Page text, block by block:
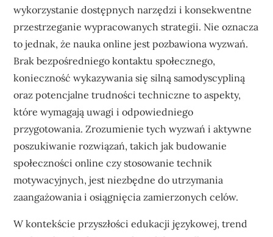
wykorzystanie dostępnych narzędzi i konsekwentne
przestrzeganie wypracowanych strategii. Nie oznacza
to jednak, że nauka online jest pozbawiona wyzwań.
Brak bezpośredniego kontaktu społecznego,
konieczność wykazywania się silną samodyscypliną
oraz potencjalne trudności techniczne to aspekty,
które wymagają uwagi i odpowiedniego
przygotowania. Zrozumienie tych wyzwań i aktywne
poszukiwanie rozwiązań, takich jak budowanie
społeczności online czy stosowanie technik
motywacyjnych, jest niezbędne do utrzymania
zaangażowania i osiągnięcia zamierzonych celów.
W kontekście przyszłości edukacji językowej, trend